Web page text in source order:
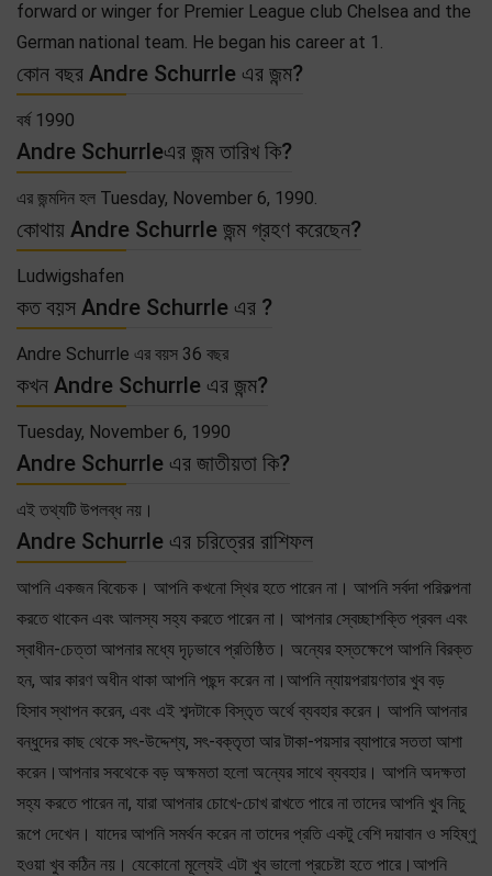
forward or winger for Premier League club Chelsea and the
German national team. He began his career at 1.
কোন বছর Andre Schurrle এর জন্ম?
বর্ষ 1990
Andre Schurrleএর জন্ম তারিখ কি?
এর জন্মদিন হল Tuesday, November 6, 1990.
কোথায় Andre Schurrle জন্ম গ্রহণ করেছেন?
Ludwigshafen
কত বয়স Andre Schurrle এর ?
Andre Schurrle এর বয়স 36 বছর
কখন Andre Schurrle এর জন্ম?
Tuesday, November 6, 1990
Andre Schurrle এর জাতীয়তা কি?
এই তথ্যটি উপলব্ধ নয়।
Andre Schurrle এর চরিত্রের রাশিফল
আপনি একজন বিবেচক। আপনি কখনো স্থির হতে পারেন না। আপনি সর্বদা পরিকল্পনা
করতে থাকেন এবং আলস্য সহ্য করতে পারেন না। আপনার স্বেচ্ছাশক্তি প্রবল এবং
স্বাধীন-চেত্তা আপনার মধ্যে দৃঢ়ভাবে প্রতিষ্ঠিত। অন্যের হস্তক্ষেপে আপনি বিরক্ত
হন, আর কারণ অধীন থাকা আপনি পছন্দ করেন না।আপনি ন্যায়পরায়ণতার খুব বড়
হিসাব স্থাপন করেন, এবং এই শব্দটাকে বিস্তৃত অর্থে ব্যবহার করেন। আপনি আপনার
বন্ধুদের কাছ থেকে সৎ-উদ্দেশ্য, সৎ-বক্তৃতা আর টাকা-পয়সার ব্যাপারে সততা আশা
করেন।আপনার সবথেকে বড় অক্ষমতা হলো অন্যের সাথে ব্যবহার। আপনি অদক্ষতা
সহ্য করতে পারেন না, যারা আপনার চোখে-চোখ রাখতে পারে না তাদের আপনি খুব নিচু
রূপে দেখেন। যাদের আপনি সমর্থন করেন না তাদের প্রতি একটু বেশি দয়াবান ও সহিষ্ণু
হওয়া খুব কঠিন নয়। যেকোনো মূল্যেই এটা খুব ভালো প্রচেষ্টা হতে পারে।আপনি